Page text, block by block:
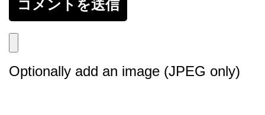
Optionally add an image (JPEG only)